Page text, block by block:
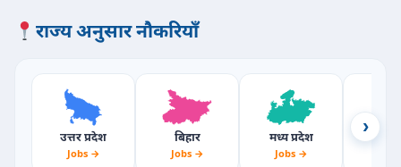
राज्य अनुसार नौकरियाँ
उत्तर प्रदेश
Jobs →
बिहार
Jobs →
मध्य प्रदेश
Jobs →
›